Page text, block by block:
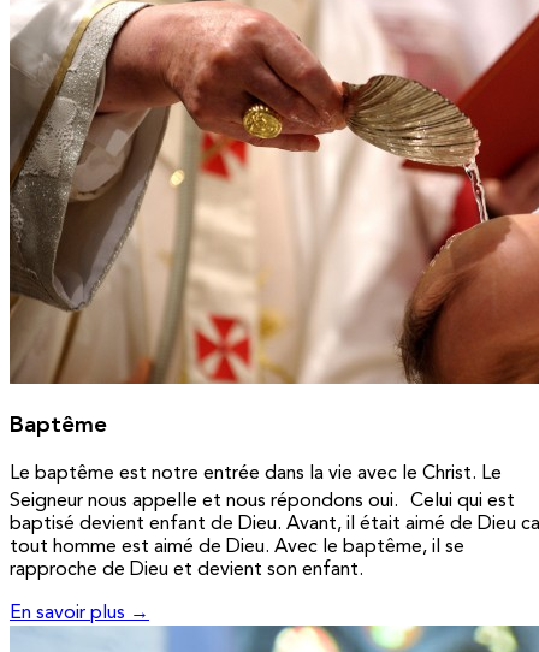
Baptême
Le baptême est notre entrée dans la vie avec le Christ. Le
Seigneur nous appelle et nous répondons oui. Celui qui est
baptisé devient enfant de Dieu. Avant, il était aimé de Dieu
tout homme est aimé de Dieu. Avec le baptême, il se
rapproche de Dieu et devient son enfant.
En savoir plus →